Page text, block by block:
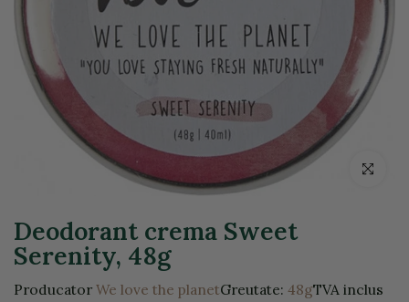
Click
Deodorant crema Sweet
Serenity, 48g
Producator We love the planetGreutate: 48gTVA inclus